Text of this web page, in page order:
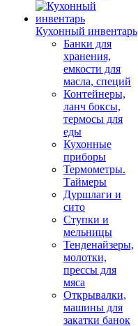
Кухонный инвентарь
Банки для
хранения,
емкости для
масла, специй
Контейнеры,
ланч боксы,
термосы для
еды
Кухонные
приборы
Термометры.
Таймеры
Дуршлаги и
сито
Ступки и
мельницы
Тенденайзеры,
молотки,
прессы для
мяса
Открывалки,
машины для
закатки банок